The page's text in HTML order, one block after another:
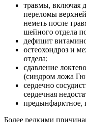
травмы, включая
переломы
неметь после
шейного отдела
дефицит
остеохондроз и
отдела;
сдавление
(синдром ложа
сердечно
сердечная
предынфарктное,
Более редкими